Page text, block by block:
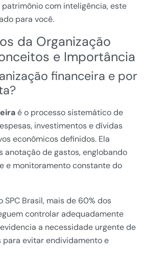
com inteligência, este
para você.
da Organização
e Importância
financeira e por
é o processo sistemático de
investimentos e dívidas
econômicos definidos. Ela
anotação de gastos, englobando
e monitoramento constante do
SPC Brasil, mais de 60% dos
controlar adequadamente
a necessidade urgente de
para evitar endividamento e